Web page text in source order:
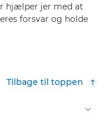
hjælper jer med at
forsvar og holde
Tilbage til toppen